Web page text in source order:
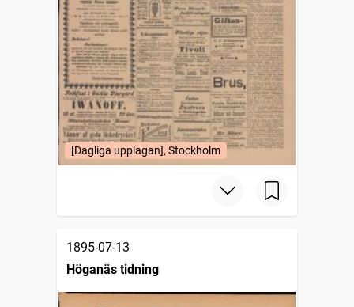
[Dagliga upplagan], Stockholm
1895-07-13
Höganäs tidning